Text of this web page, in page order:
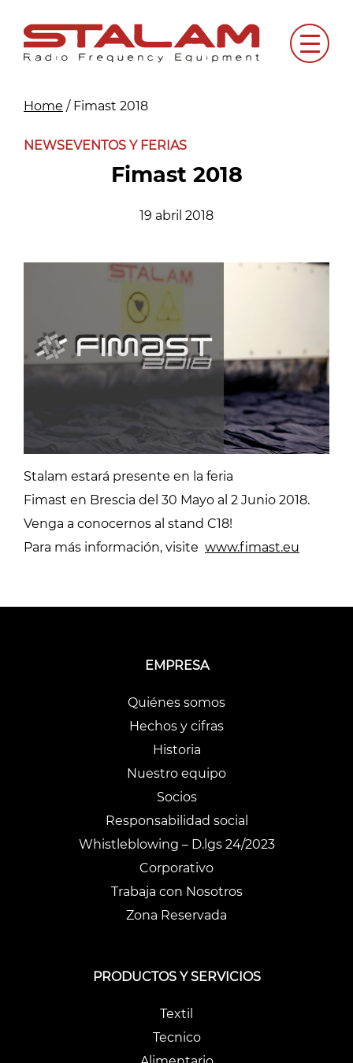
content
Menu
Home / Fimast 2018
NEWSEVENTOS Y FERIAS
Fimast 2018
19 abril 2018
Stalam estará presente en la feria
Fimast en Brescia del 30 Mayo al 2 Junio 2018.
Venga a conocernos al stand C18!
Para más información, visite www.fimast.eu
EMPRESA
Quiénes somos
Hechos y cifras
Historia
Nuestro equipo
Socios
Responsabilidad social
Whistleblowing – D.lgs 24/2023
Corporativo
Trabaja con Nosotros
Zona Reservada
PRODUCTOS Y SERVICIOS
Textil
Tecnico